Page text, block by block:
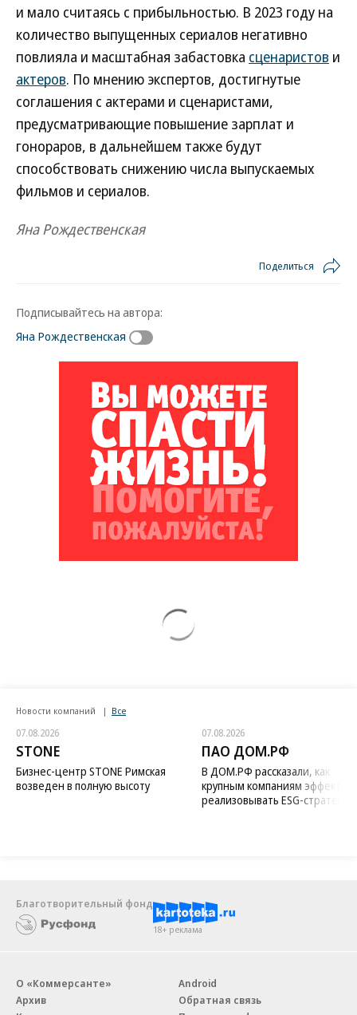
и мало считаясь с прибыльностью. В 2023 году на
количество выпущенных сериалов негативно
повлияла и масштабная забастовка сценаристов и
актеров. По мнению экспертов, достигнутые
соглашения с актерами и сценаристами,
предусматривающие повышение зарплат и
гонораров, в дальнейшем также будут
способствовать снижению числа выпускаемых
фильмов и сериалов.
Яна Рождественская
Поделиться
Подписывайтесь на автора:
Яна Рождественская
Новости компаний Все
07.08.2026
STONE
Бизнес-центр STONE Римская
возведен в полную высоту
07.08.2026
ПАО ДОМ.РФ
В ДОМ.РФ рассказали, как
крупным компаниям
реализовывать ESG-стратегию
Благотворительный фонд
18+ реклама
О «Коммерсанте»
Архив
Android
Обратная связь